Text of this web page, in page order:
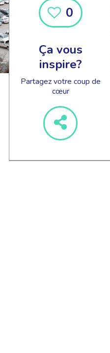
0
Ça vous
inspire?
Partagez votre coup de
cœur